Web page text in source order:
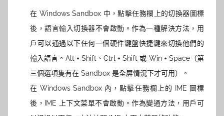
在 Windows Sandbox 中，點擊任務欄上的切換器圖標
後，語言輸入切換器不會啟動。作為一種解決方法，用
戶可以通過以下任何一個硬件鍵盤快捷鍵來切換他們的
輸入語言。Alt + Shift、Ctrl + Shift 或 Win + Space（第
三個選項隻有在 Sandbox 是全屏情況下才可用）。
在 Windows Sandbox 內，點擊任務欄上的 IME 圖標
後，IME 上下文菜單不會啟動。作為變通方法，用戶可